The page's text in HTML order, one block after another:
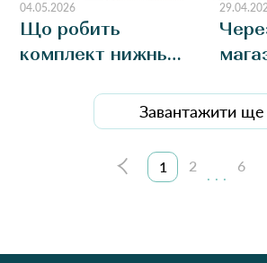
04.05.2026
Що робить
комплект нижньої
затребуваним
товаром у літній
та як
Завантажити ще
1 2
...
6